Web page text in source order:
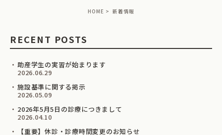
HOME 新着情報
RECENT POSTS
助産学生の実習が始まります
2026.06.29
施設基準に関する掲示
2026.05.09
2026年5月5日の診療につきまして
2026.04.10
【重要】休診・診療時間変更のお知らせ